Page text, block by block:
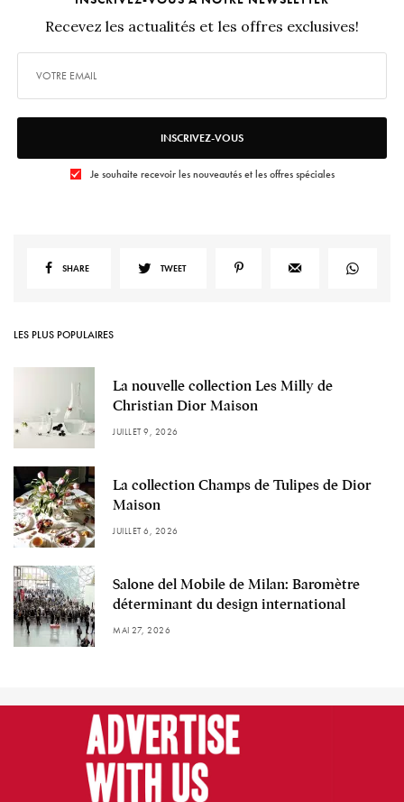
Recevez les actualités et les offres exclusives!
INSCRIVEZ-VOUS
Je souhaite recevoir les nouveautés et les offres spéciales
SHARE TWEET
LES PLUS POPULAIRES
La nouvelle collection Les Milly de
Christian Dior Maison
JUILLET 9, 2026
La collection Champs de Tulipes de Dior
Maison
JUILLET 6, 2026
Salone del Mobile de Milan: Baromètre
déterminant du design international
MAI 27, 2026